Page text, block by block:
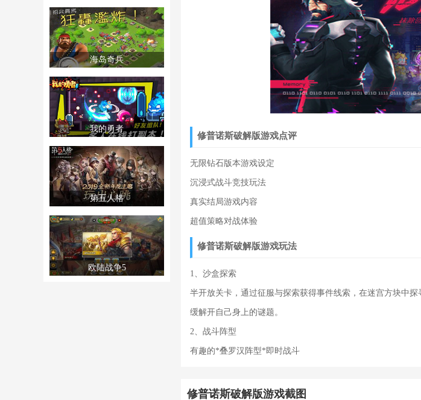
海岛奇兵
我的勇者
第五人格
欧陆战争5
修普诺斯破解版游戏点评
无限钻石版本游戏设定
沉浸式战斗竞技玩法
真实结局游戏内容
超值策略对战体验
修普诺斯破解版游戏玩法
1、沙盒探索
半开放关卡，通过征服与探索获得事件线索，在迷宫方块中
缓解开自己身上的谜题。
2、战斗阵型
有趣的*叠罗汉阵型*即时战斗
修普诺斯破解版游戏截图